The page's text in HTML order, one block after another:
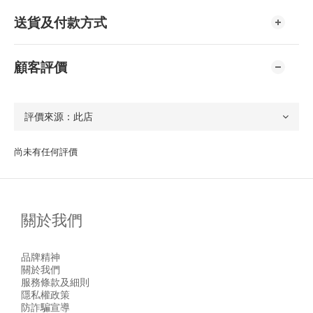
送貨及付款方式
顧客評價
尚未有任何評價
關於我們
品牌精神
關於我們
服務條款及細則
隱私權政策
防詐騙宣導